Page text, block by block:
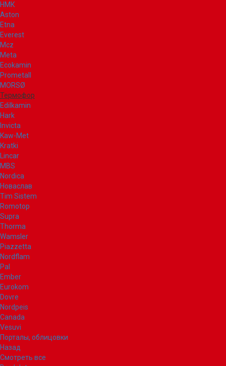
НМК
Aston
Etna
Everest
Mcz
Meta
Ecokamin
Prometall
MORSØ
Термофор
Edilkamin
Hark
Invicta
Kaw-Met
Kratki
Lincar
MBS
Nordica
Новаслав
Tim Sistem
Romotop
Supra
Thorma
Wamsler
Piazzetta
Nordflam
Pal
Ember
Eurokom
Dovre
Nordpeis
Canada
Vesuvi
Порталы, облицовки
Назад
Смотреть все